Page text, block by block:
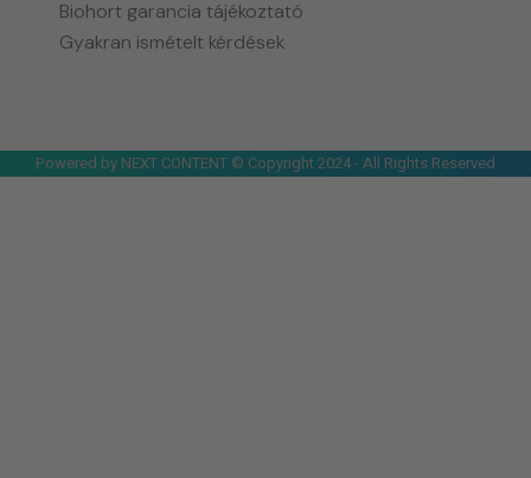
Biohort garancia tájékoztató
Gyakran ismételt kérdések
Powered by NEXT CONTENT © Copyright 2024 - All Rights Reserved